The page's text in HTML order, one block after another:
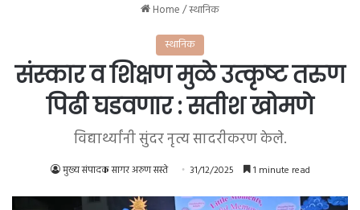
Home/स्थानिक
स्थानिक
संस्कार व शिक्षण मुळे उत्कृष्ट तरुण
पिढी घडवणार : सतीश खोमणे
विद्यार्थ्यांनी सुंदर नृत्य सादरीकरण केले.
मुख्य संपादक सागर अरुण सस्ते 31/12/2025 1 minute read